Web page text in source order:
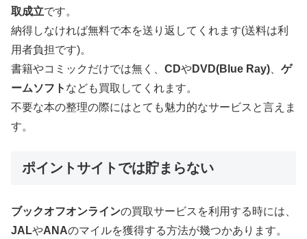
取成立です。
納得しなければ無料で本を送り返してくれます(送料は利
用者負担です)。
書籍やコミックだけでは無く、 CDやDVD(Blue Ray)
ゲ
ームソフト なども買取してくれます。
不要な本の整理の際にはとても魅力的なサービスと言えま
す。
ポイントサイトでは貯まらない
ブックオフオンラインの買取サービスを利用する時には、
JALやANAのマイルを獲得する方法が幾つかあります。